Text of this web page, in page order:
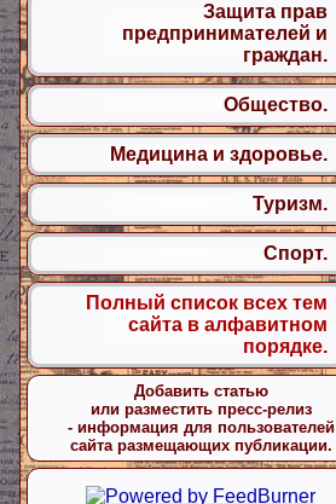
Защита прав
предпринимателей и
граждан.
Общество.
Медицина и здоровье.
Туризм.
Спорт.
Полный список всех тем
сайта в алфавитном
порядке.
Добавить статью
или разместить пресс-релиз
- информация для пользователей
сайта размещающих публикации.